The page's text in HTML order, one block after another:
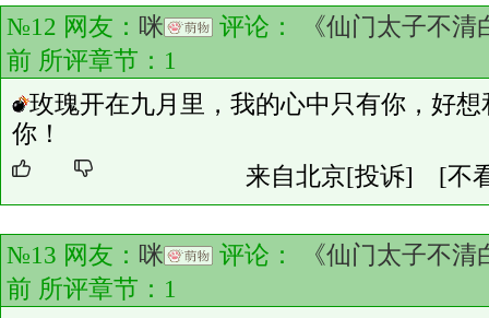
№12 网友： 咪 评论：
《仙门太子不清
前 所评章节： 1
玫瑰开在九月里，我的心中只有你，好
你！
来自北京[投诉] [不
№13 网友： 咪 评论：
《仙门太子不清
前 所评章节： 1